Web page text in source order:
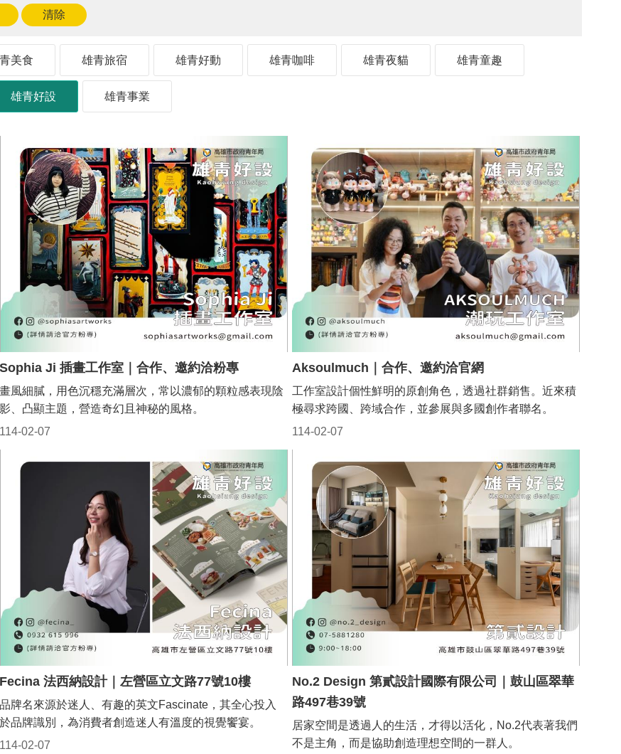
美食 雄青旅宿 雄青好動 雄青咖啡 雄青夜貓 雄青童趣
雄青好設 雄青事業
Sophia Ji 插畫工作室｜合作、邀約洽粉專
114-02-07
畫風細膩，用色沉穩充滿層次，常以濃郁的顆粒感表現陰
影、凸顯主題，營造奇幻且神秘的風格。
Aksoulmuch｜合作、邀約洽官網
114-02-07
工作室設計個性鮮明的原創角色，透過社群銷售。近來積
極尋求跨國、跨域合作，並參展與多國創作者聯名。
Fecina 法西納設計｜左營區立文路77號10樓
114-02-07
品牌名來源於迷人、有趣的英文Fascinate，其全心投入
於品牌識別，為消費者創造迷人有溫度的視覺饗宴。
No.2 Design 第貳設計國際有限公司｜鼓山區翠華
路497巷39號
居家空間是透過人的生活，才得以活化，No.2代表著我們
不是主角，而是協助創造理想空間的一群人。